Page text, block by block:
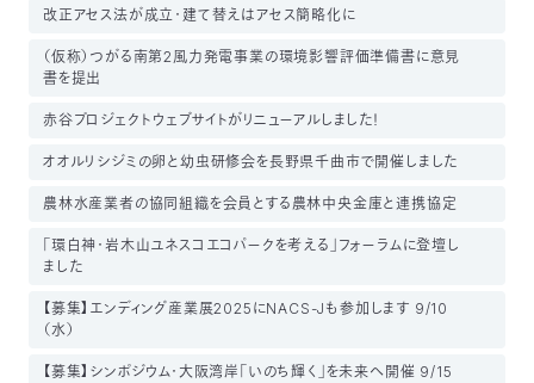
改正アセス法が成立・建て替えはアセス簡略化に
（仮称）つがる南第2風力発電事業の環境影響評価準備書に意見
書を提出
赤谷プロジェクトウェブサイトがリニューアルしました！
オオルリシジミの卵と幼虫研修会を長野県千曲市で開催しました
農林水産業者の協同組織を会員とする農林中央金庫と連携協定
「環白神・岩木山ユネスコエコパークを考える」フォーラムに登壇し
ました
【募集】エンディング産業展2025にNACS-Jも参加します 9/10
（水）
【募集】シンポジウム・大阪湾岸「いのち輝く」を未来へ開催 9/15